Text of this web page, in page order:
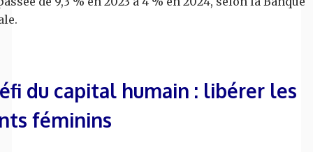
du capital humain : libérer les
féminins